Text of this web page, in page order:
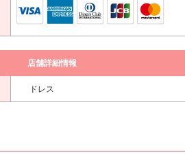
店舗詳細情報
ドレス